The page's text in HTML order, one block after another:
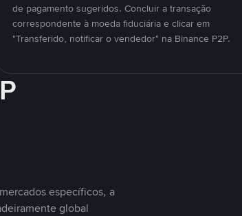
de pagamento sugeridos. Concluir a transação
correspondente à moeda fiduciária e clicar em
"Transferido, notificar o vendedor" na Binance P2P.
específicos, a
global